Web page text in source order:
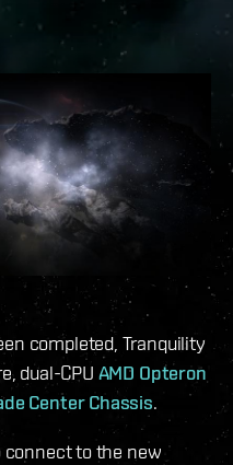
completed, Tranquility
dual-CPU AMD Opteron
Center Chassis.
to the new